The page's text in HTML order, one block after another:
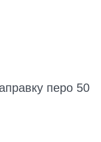
перо 50